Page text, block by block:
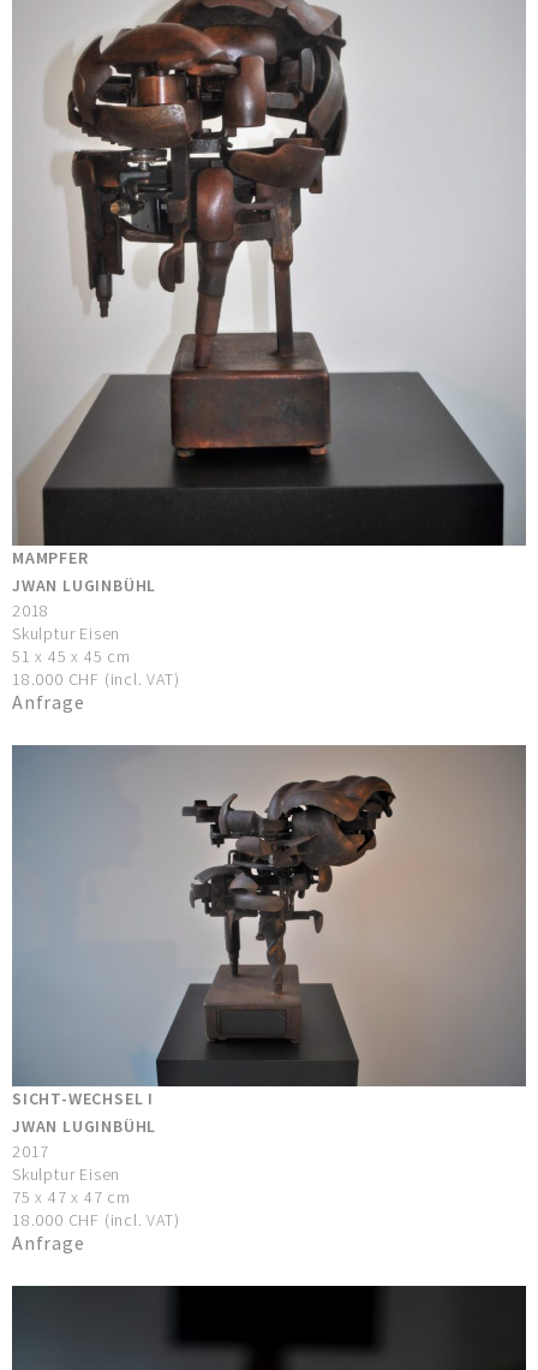
MAMPFER
JWAN LUGINBÜHL
2018
Skulptur Eisen
51 x 45 x 45 cm
18.000 CHF (incl. VAT)
Anfrage
SICHT-WECHSEL I
JWAN LUGINBÜHL
2017
Skulptur Eisen
75 x 47 x 47 cm
18.000 CHF (incl. VAT)
Anfrage